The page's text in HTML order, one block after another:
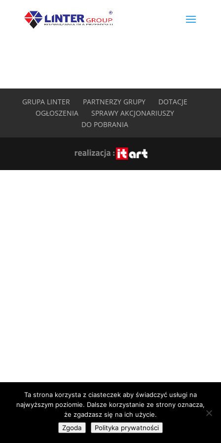
GRUPA LINTER PARTNERZY GRUPY
DOTACJE
OGŁOSZENIA
SPRAWY AKCJONARIUSZY
DO POBRANIA
Ta strona korzysta z ciasteczek aby świadczyć usługi na
najwyższym poziomie. Dalsze korzystanie ze strony oznacza,
że zgadzasz się na ich użycie.
Zgoda
Polityka prywatności